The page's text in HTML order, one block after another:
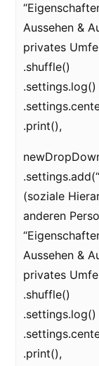
Aussehen &
privates
.shuffle()
.settings.log()
.print(),
(soziale
anderen
Aussehen &
privates
.shuffle()
.settings.log()
.print(),